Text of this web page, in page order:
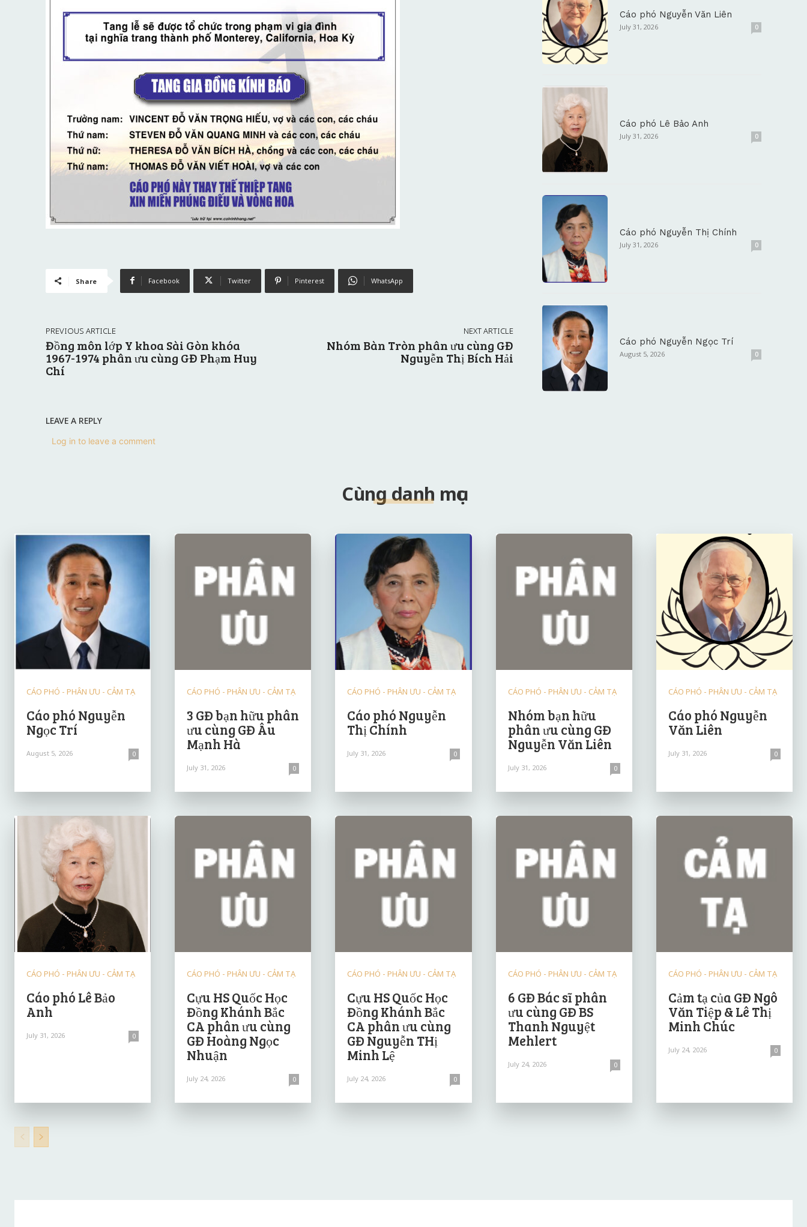
Share Facebook Twitter Pinterest WhatsApp
PREVIOUS ARTICLE
Đồng môn lớp Y khoa Sài Gòn khóa
1967-1974 phân ưu cùng GĐ Phạm Huy
Chí
NEXT ARTICLE
Nhóm Bàn Tròn phân ưu cùng GĐ
Nguyễn Thị Bích Hải
LEAVE A REPLY
Log in to leave a comment
Cáo phó Nguyễn Văn Liên
July 31, 2026 0
Cáo phó Lê Bảo Anh
July 31, 2026 0
Cáo phó Nguyễn Thị Chính
July 31, 2026 0
Cáo phó Nguyễn Ngọc Trí
August 5, 2026 0
Cùng danh mục
CÁO PHÓ - PHÂN ƯU - CẢM TẠ
Cáo phó Nguyễn
Ngọc Trí
August 5, 2026 0
CÁO PHÓ - PHÂN ƯU - CẢM TẠ
3 GĐ bạn hữu phân
ưu cùng GĐ Âu
Mạnh Hà
July 31, 2026 0
CÁO PHÓ - PHÂN ƯU - CẢM TẠ
Cáo phó Nguyễn
Thị Chính
July 31, 2026 0
CÁO PHÓ - PHÂN ƯU - CẢM TẠ
Nhóm bạn hữu
phân ưu cùng GĐ
Nguyễn Văn Liên
July 31, 2026 0
CÁO PHÓ - PHÂN ƯU - CẢM TẠ
Cáo phó Nguyễn
Văn Liên
July 31, 2026 0
CÁO PHÓ - PHÂN ƯU - CẢM TẠ
Cáo phó Lê Bảo
Anh
July 31, 2026 0
CÁO PHÓ - PHÂN ƯU - CẢM TẠ
Cựu HS Quốc Học
Đồng Khánh Bắc
CA phân ưu cùng
GĐ Hoàng Ngọc
Nhuận
July 24, 2026 0
CÁO PHÓ - PHÂN ƯU - CẢM TẠ
Cựu HS Quốc Học
Đồng Khánh Bắc
CA phân ưu cùng
GĐ Nguyễn THị
Minh Lệ
July 24, 2026 0
CÁO PHÓ - PHÂN ƯU - CẢM TẠ
6 GĐ Bác sĩ phân
ưu cùng GĐ BS
Thanh Nguyệt
Mehlert
July 24, 2026 0
CÁO PHÓ - PHÂN ƯU - CẢM TẠ
Cảm tạ của GĐ Ngô
Văn Tiệp & Lê Thị
Minh Chúc
July 24, 2026 0